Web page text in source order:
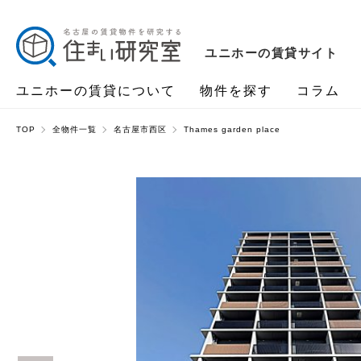
ユニホーの賃貸サイト
ユニホーの賃貸について 物件を探す コラム
TOP 全物件一覧 名古屋市西区 Thames garden place